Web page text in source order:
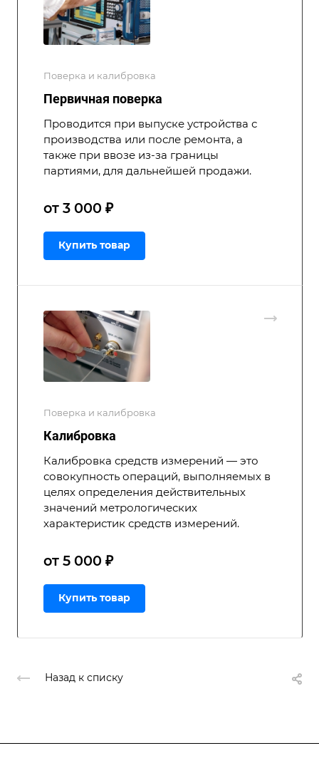
Поверка и калибровка
Первичная поверка
Проводится при выпуске устройства с
производства или после ремонта, а
также при ввозе из-за границы
партиями, для дальнейшей продажи.
от 3 000 ₽
Купить товар
Поверка и калибровка
Калибровка
Калибровка средств измерений — это
совокупность операций, выполняемых в
целях определения действительных
значений метрологических
характеристик средств измерений.
от 5 000 ₽
Купить товар
Назад к списку